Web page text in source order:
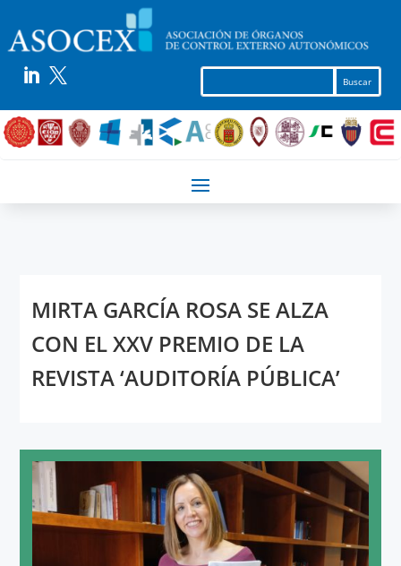
 
MIRTA GARCÍA ROSA SE ALZA
CON EL XXV PREMIO DE LA
REVISTA ‘AUDITORÍA PÚBLICA’